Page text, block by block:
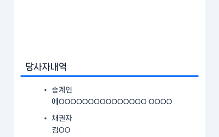
당사자내역
승계인
에OOOOOOOOOOOOOOO OOOO
채권자
김OO